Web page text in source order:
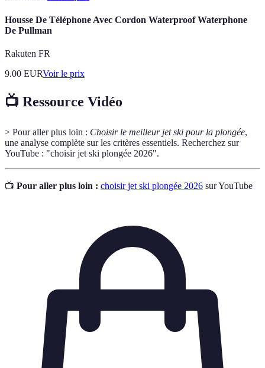
Housse De Téléphone Avec Cordon Waterproof Waterphone
De Pullman
Rakuten FR
9.00 EURVoir le prix
📺 Ressource Vidéo
> Pour aller plus loin : Choisir le meilleur jet ski pour la plongée,
une analyse complète sur les critères essentiels. Recherchez sur
YouTube : "choisir jet ski plongée 2026".
📺 Pour aller plus loin : choisir jet ski plongée 2026 sur YouTube